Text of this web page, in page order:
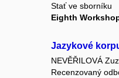
Stať ve sborníku
Eighth
Jazykové
NEVĚŘILOVÁ
Recenzovaný